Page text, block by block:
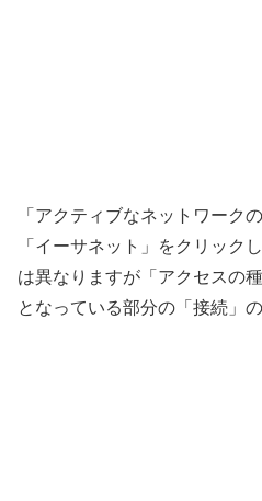
「アクティブなネットワーク
「イーサネット」をクリック
は異なりますが「アクセスの
となっている部分の「接続」